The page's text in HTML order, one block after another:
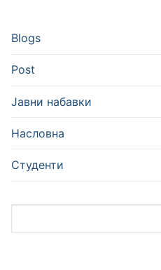
Blogs
Post
Јавни набавки
Насловна
Студенти